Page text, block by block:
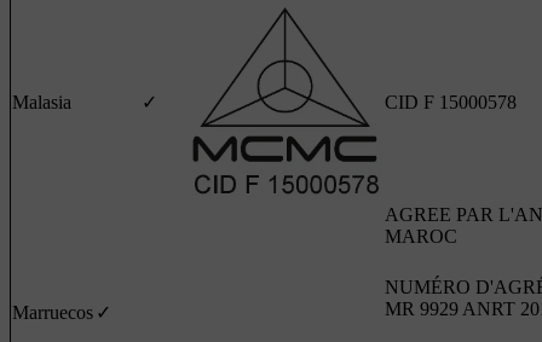
Malasia ✓ CID F 15000578
Marruecos ✓
AGREE PAR
MAROC
NUMÉRO
MR 9929 ANRT